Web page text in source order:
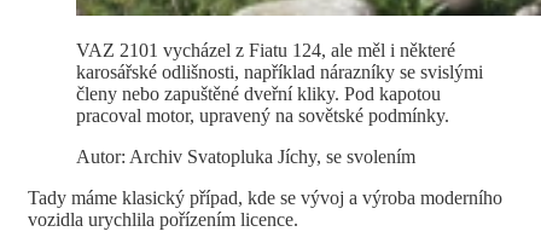
VAZ 2101 vycházel z Fiatu 124, ale měl i některé
karosářské odlišnosti, například nárazníky se svislými
členy nebo zapuštěné dveřní kliky. Pod kapotou
pracoval motor, upravený na sovětské podmínky.
Autor: Archiv Svatopluka Jíchy, se svolením
Tady máme klasický případ, kde se vývoj a výroba moderního
vozidla urychlila pořízením licence.